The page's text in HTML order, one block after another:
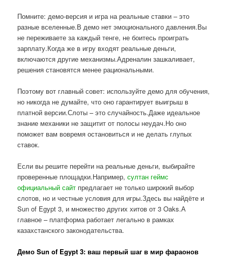
Помните: демо-версия и игра на реальные ставки – это
разные вселенные.В демо нет эмоционального давления.Вы
не переживаете за каждый тенге, не боитесь проиграть
зарплату.Когда же в игру входят реальные деньги,
включаются другие механизмы.Адреналин зашкаливает,
решения становятся менее рациональными.
Поэтому вот главный совет: используйте демо для обучения,
но никогда не думайте, что оно гарантирует выигрыш в
платной версии.Слоты – это случайность.Даже идеальное
знание механики не защитит от полосы неудач.Но оно
поможет вам вовремя остановиться и не делать глупых
ставок.
Если вы решите перейти на реальные деньги, выбирайте
проверенные площадки.Например,султан геймс
официальный сайт предлагает не только широкий выбор
слотов, но и честные условия для игры.Здесь вы найдёте и
Sun of Egypt 3, и множество других хитов от 3 Oaks.А
главное – платформа работает легально в рамках
казахстанского законодательства.
Демо Sun of Egypt 3: ваш первый шаг в мир фараонов